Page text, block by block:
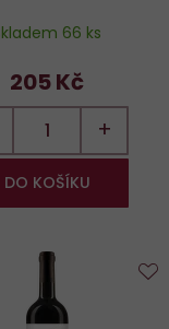
66 ks
205 Kč
+
DO KOŠÍKU